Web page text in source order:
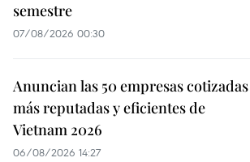
semestre
07/08/2026 00:30
Anuncian las 50 empresas cotizadas
más reputadas y eficientes de
Vietnam 2026
06/08/2026 14:27